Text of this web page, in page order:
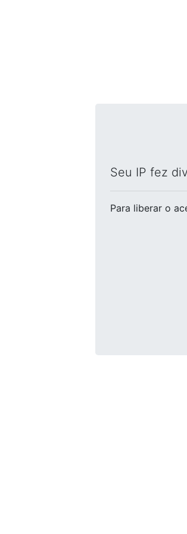
Seu IP fez
Para liberar o